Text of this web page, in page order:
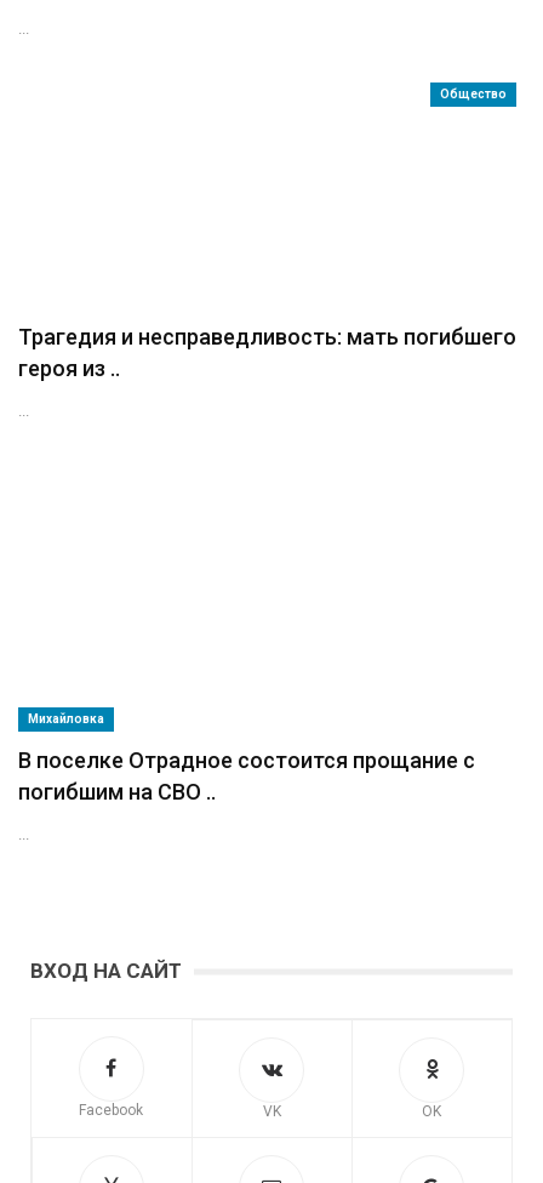
...
Общество
Трагедия и несправедливость: мать погибшего
героя из ..
...
Михайловка
В поселке Отрадное состоится прощание с
погибшим на СВО ..
...
ВХОД НА САЙТ
Facebook VK OK